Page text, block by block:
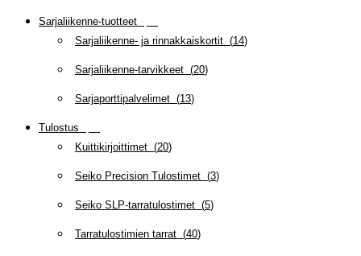
Sarjaliikenne-tuotteet
Sarjaliikenne- ja rinnakkaiskortit (14)
Sarjaliikenne-tarvikkeet (20)
Sarjaporttipalvelimet (13)
Tulostus
Kuittikirjoittimet (20)
Seiko Precision Tulostimet (3)
Seiko SLP-tarratulostimet (5)
Tarratulostimien tarrat (40)